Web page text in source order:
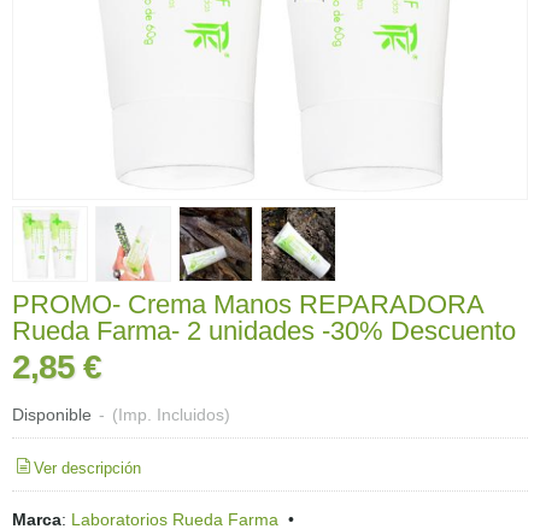
PROMO- Crema Manos REPARADORA
Rueda Farma- 2 unidades -30% Descuento
2,85 €
Disponible - (Imp. Incluidos)
Ver descripción
Marca: Laboratorios Rueda Farma •